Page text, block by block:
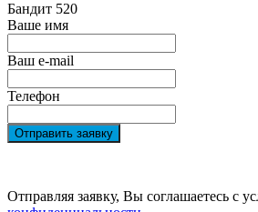
Бандит 520
Ваше имя
Ваш e-mail
Телефон
Отправить заявку
Отправляя заявку, Вы соглашаетесь с